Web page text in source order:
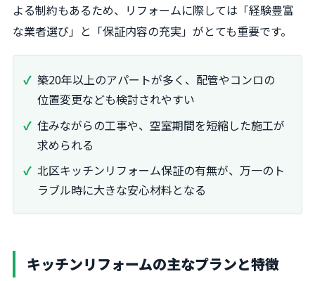
よる制約もあるため、リフォームに際しては「経験豊富
な業者選び」と「保証内容の充実」がとても重要です。
築20年以上のアパートが多く、配管やコンロの
位置変更なども検討されやすい
住みながらの工事や、空室期間を短縮した施工が
求められる
北区キッチンリフォーム保証の有無が、万一のト
ラブル時に大きな安心材料となる
キッチンリフォームの主なプランと特徴